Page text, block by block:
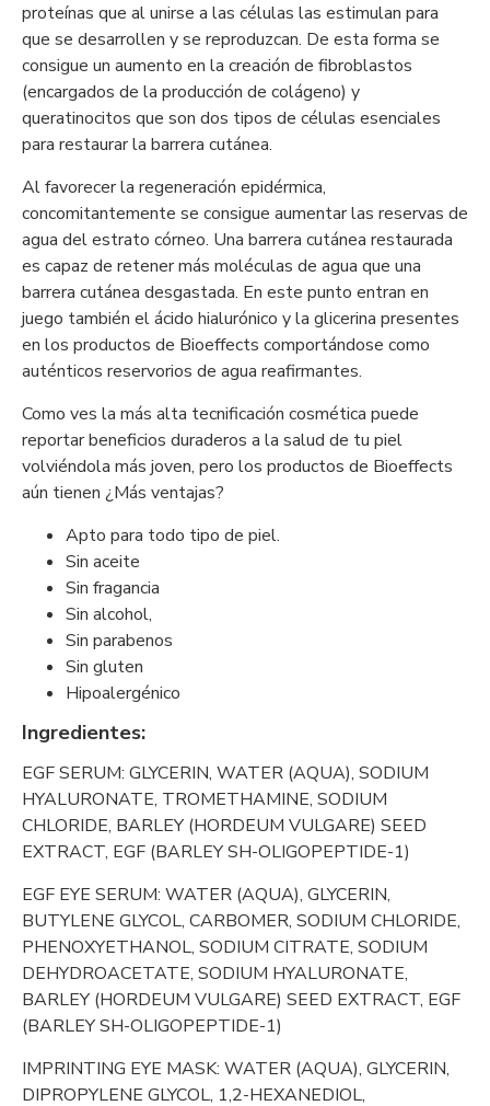
proteínas que al unirse a las células las estimulan para
que se desarrollen y se reproduzcan. De esta forma se
consigue un aumento en la creación de fibroblastos
(encargados de la producción de colágeno) y
queratinocitos que son dos tipos de células esenciales
para restaurar la barrera cutánea.
Al favorecer la regeneración epidérmica,
concomitantemente se consigue aumentar las reservas de
agua del estrato córneo. Una barrera cutánea restaurada
es capaz de retener más moléculas de agua que una
barrera cutánea desgastada. En este punto entran en
juego también el ácido hialurónico y la glicerina presentes
en los productos de Bioeffects comportándose como
auténticos reservorios de agua reafirmantes.
Como ves la más alta tecnificación cosmética puede
reportar beneficios duraderos a la salud de tu piel
volviéndola más joven, pero los productos de Bioeffects
aún tienen ¿Más ventajas?
Apto para todo tipo de piel.
Sin aceite
Sin fragancia
Sin alcohol,
Sin parabenos
Sin gluten
Hipoalergénico
Ingredientes:
EGF SERUM: GLYCERIN, WATER (AQUA), SODIUM
HYALURONATE, TROMETHAMINE, SODIUM
CHLORIDE, BARLEY (HORDEUM VULGARE) SEED
EXTRACT, EGF (BARLEY SH-OLIGOPEPTIDE-1)
EGF EYE SERUM: WATER (AQUA), GLYCERIN,
BUTYLENE GLYCOL, CARBOMER, SODIUM CHLORIDE,
PHENOXYETHANOL, SODIUM CITRATE, SODIUM
DEHYDROACETATE, SODIUM HYALURONATE,
BARLEY (HORDEUM VULGARE) SEED EXTRACT, EGF
(BARLEY SH-OLIGOPEPTIDE-1)
IMPRINTING EYE MASK: WATER (AQUA), GLYCERIN,
DIPROPYLENE GLYCOL, 1,2-HEXANEDIOL,